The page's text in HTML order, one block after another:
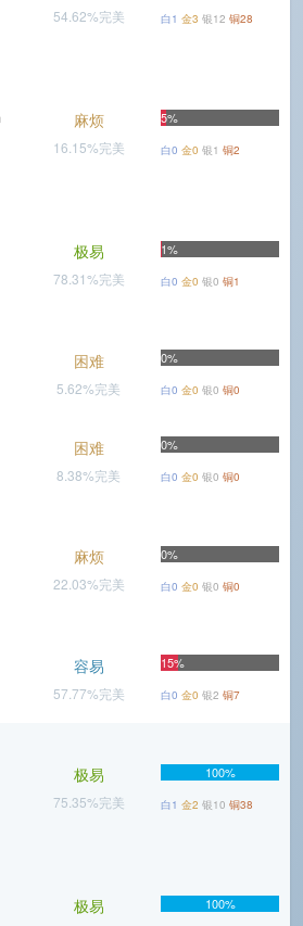
54.62%完美 白1 金3 银12 铜28
麻烦
16.15%完美
5%
白0 金0 银1 铜2
极易
78.31%完美
1%
白0 金0 银0 铜1
困难
5.62%完美
0%
白0 金0 银0 铜0
困难
8.38%完美
0%
白0 金0 银0 铜0
麻烦
22.03%完美
0%
白0 金0 银0 铜0
容易
57.77%完美
15%
白0 金0 银2 铜7
极易
75.35%完美
100%
白1 金2 银10 铜38
极易 100%